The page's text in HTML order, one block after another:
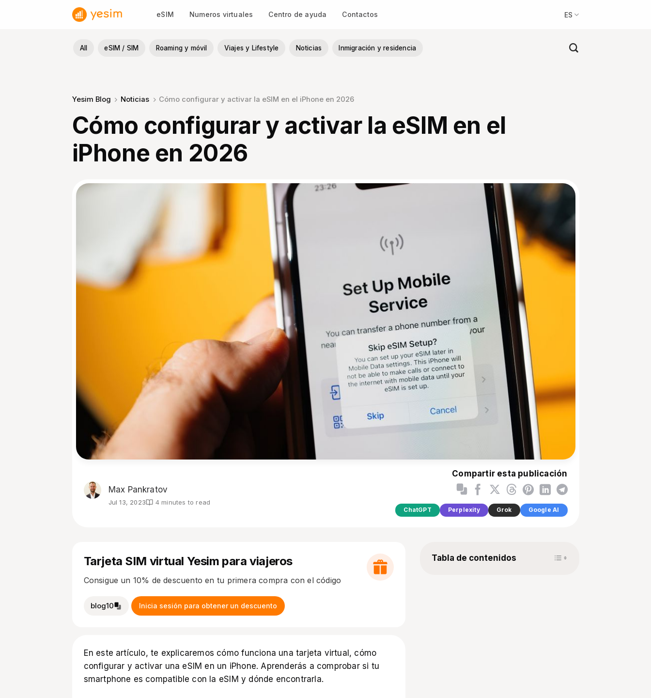
eSIM Numeros virtuales Centro de ayuda Contactos ES
All eSIM / SIM Roaming y móvil Viajes y Lifestyle Noticias Inmigración y residencia
Yesim Blog Noticias Cómo configurar y activar la eSIM en el iPhone en 2026
Cómo configurar y activar la eSIM en el
iPhone en 2026
Max Pankratov
Jul 13, 2023 4 minutes to read
Compartir esta publicación
ChatGPT Perplexity Grok Google AI
Tarjeta SIM virtual Yesim para viajeros
Consigue un 10% de descuento en tu primera compra con el código
blog10 Inicia sesión para obtener un descuento
En este artículo, te explicaremos cómo funciona una tarjeta virtual, cómo
configurar y activar una eSIM en un iPhone. Aprenderás a comprobar si tu
smartphone es compatible con la eSIM y dónde encontrarla.
Tabla de contenidos Toggle Table of Content